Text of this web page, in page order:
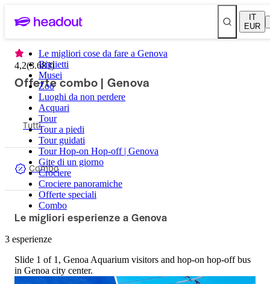
IT
EUR
Le migliori cose da fare a Genova
Biglietti
Musei
Zoo
Luoghi da non perdere
Acquari
Tour
Tour a piedi
Tour guidati
Tour Hop-on Hop-off | Genova
Gite di un giorno
Crociere
Crociere panoramiche
Offerte speciali
Combo
4,2(3.683)
Offerte combo | Genova
Tutti
Combo
Le migliori esperienze a Genova
3 esperienze
Slide 1 of 1, Genoa Aquarium visitors and hop-on hop-off bus
in Genoa city center.